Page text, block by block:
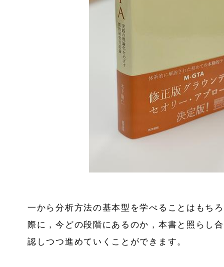
一から分析方法の基本型を学べることはもち
際に，今どの段階にあるのか，本書と照らし
認しつつ進めていくことができます。